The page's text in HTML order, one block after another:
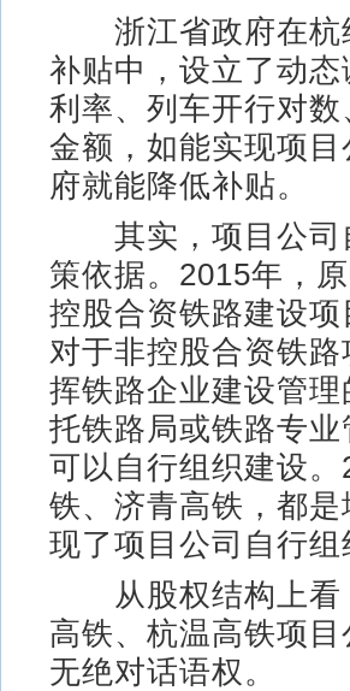
浙江省政府在杭
补贴中，设立了动
利率、列车开行对
金额，如能实现项
府就能降低补贴。
其实，项目公司
策依据。2015年，
控股合资铁路建设
对于非控股合资铁
挥铁路企业建设管
托铁路局或铁路专
可以自行组织建设
铁、济青高铁，都
现了项目公司自行组
从股权结构上看
高铁、杭温高铁项
无绝对话语权。